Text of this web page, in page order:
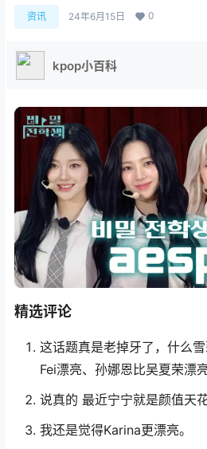
资讯 24年6月15日 0
kpop小百科
精选评论
这话题真是老掉牙了，什么
Fei漂亮、孙娜恩比吴夏荣漂
说真的 最近宁宁就是颜值天
我还是觉得Karina更漂亮。